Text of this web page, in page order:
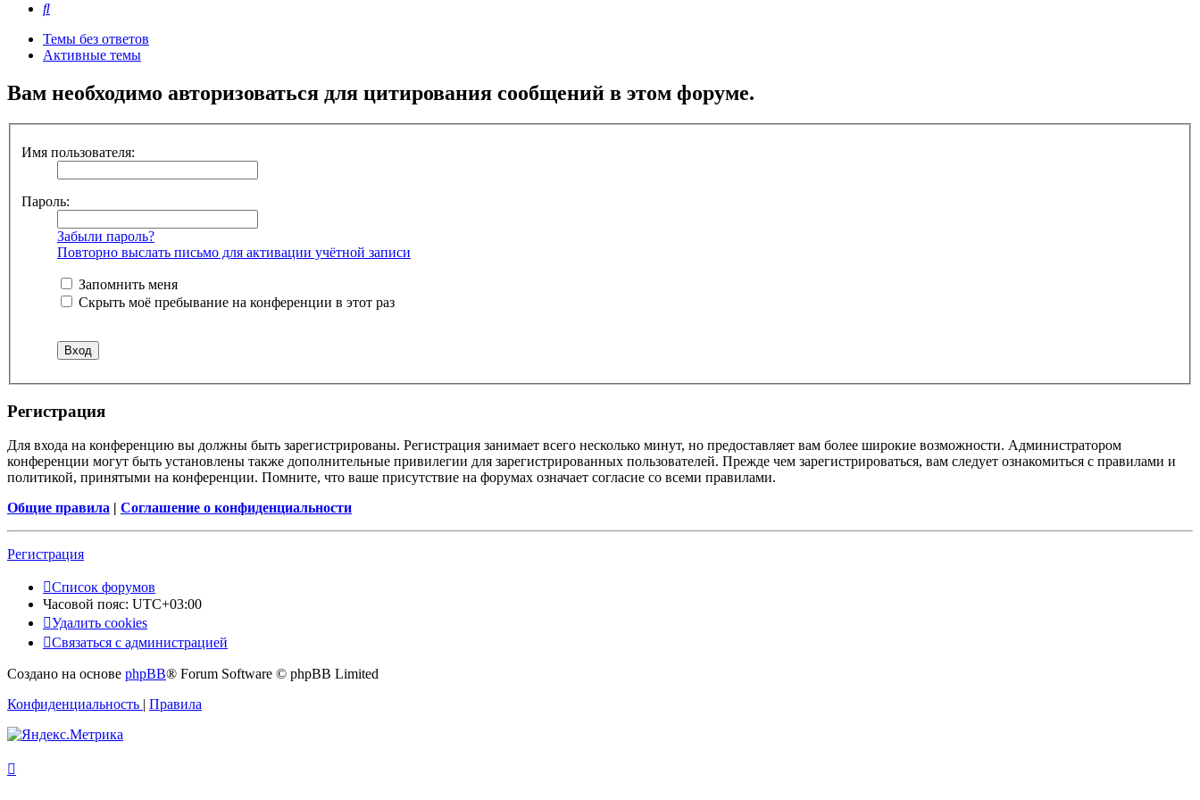
Поиск
Темы без ответов
Активные темы
Вам необходимо авторизоваться для цитирования сообщений в этом форуме.
Имя пользователя:
Пароль:
Забыли пароль?
Повторно выслать письмо для активации учётной записи
Запомнить меня
Скрыть моё пребывание на конференции в этот раз
Регистрация
Для входа на конференцию вы должны быть зарегистрированы. Регистрация занимает всего несколько минут, но предоставляет вам более широкие возможности. Администратором
конференции могут быть установлены также дополнительные привилегии для зарегистрированных пользователей. Прежде чем зарегистрироваться, вам следует ознакомиться с правилами и
политикой, принятыми на конференции. Помните, что ваше присутствие на форумах означает согласие со всеми правилами.
Общие правила | Соглашение о конфиденциальности
Регистрация
Список форумов
Часовой пояс: UTC+03:00
Удалить cookies
Связаться с администрацией
Создано на основе phpBB® Forum Software © phpBB Limited
Конфиденциальность | Правила